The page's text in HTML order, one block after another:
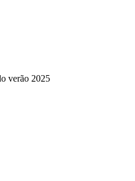
verão 2025